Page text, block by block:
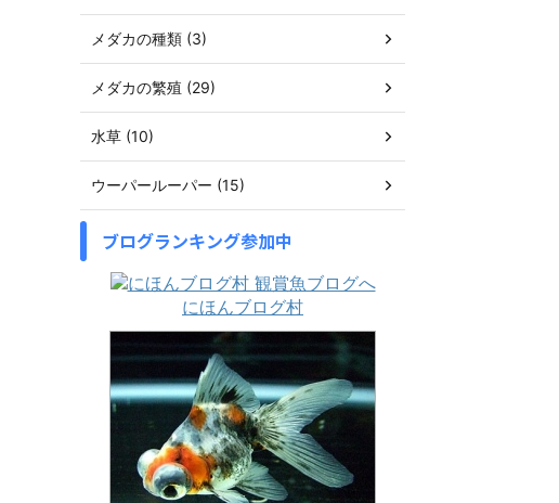
メダカの種類 (3)
メダカの繁殖 (29)
水草 (10)
ウーパールーパー (15)
ブログランキング参加中
にほんブログ村